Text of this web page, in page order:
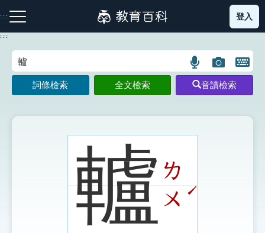
到
主
:::
注音索引圖示 筆畫索引圖示 部首索引表圖示
登入
:::
語
言
搜
示
圖
片
搜
開
鍵
圖
詞條檢索 全文檢索 音讀檢索
轤ㄌ
ㄨˊ